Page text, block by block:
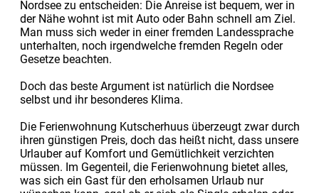
Nordsee zu entscheiden: Die Anreise ist bequem, wer in
der Nähe wohnt ist mit Auto oder Bahn schnell am Ziel.
Man muss sich weder in einer fremden Landessprache
unterhalten, noch irgendwelche fremden Regeln oder
Gesetze beachten.
Doch das beste Argument ist natürlich die Nordsee
selbst und ihr besonderes Klima.
Die Ferienwohnung Kutscherhuus überzeugt zwar durch
ihren günstigen Preis, doch das heißt nicht, dass unsere
Urlauber auf Komfort und Gemütlichkeit verzichten
müssen. Im Gegenteil, die Ferienwohnung bietet alles,
was sich ein Gast für den erholsamen Urlaub nur